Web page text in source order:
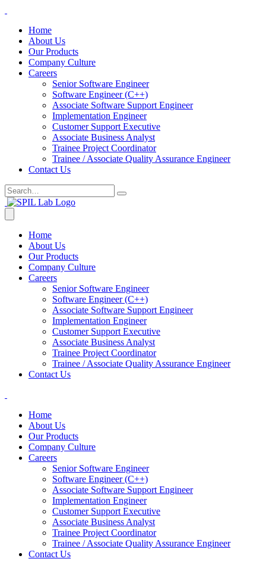
Home
About Us
Our Products
Company Culture
Careers
Senior Software Engineer
Software Engineer (C++)
Associate Software Support Engineer
Implementation Engineer
Customer Support Executive
Associate Business Analyst
Trainee Project Coordinator
Trainee / Associate Quality Assurance Engineer
Contact Us
Home
About Us
Our Products
Company Culture
Careers
Senior Software Engineer
Software Engineer (C++)
Associate Software Support Engineer
Implementation Engineer
Customer Support Executive
Associate Business Analyst
Trainee Project Coordinator
Trainee / Associate Quality Assurance Engineer
Contact Us
Home
About Us
Our Products
Company Culture
Careers
Senior Software Engineer
Software Engineer (C++)
Associate Software Support Engineer
Implementation Engineer
Customer Support Executive
Associate Business Analyst
Trainee Project Coordinator
Trainee / Associate Quality Assurance Engineer
Contact Us